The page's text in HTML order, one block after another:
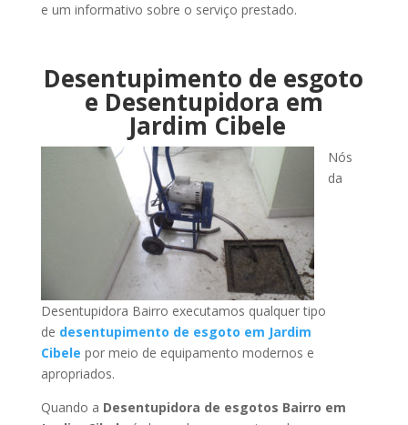
e um informativo sobre o serviço prestado.
Desentupimento de esgoto
e Desentupidora em
Jardim Cibele
Nós
da
Desentupidora Bairro executamos qualquer tipo
de desentupimento de esgoto em Jardim
Cibele por meio de equipamento modernos e
apropriados.
Quando a Desentupidora de esgotos Bairro em